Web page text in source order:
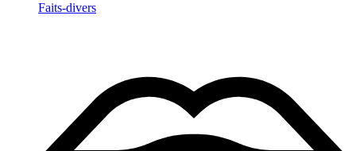
Faits-divers